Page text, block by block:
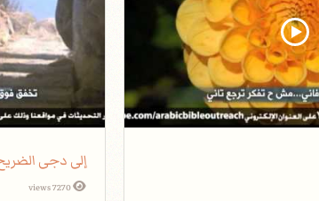
إلى دجى
7270 views